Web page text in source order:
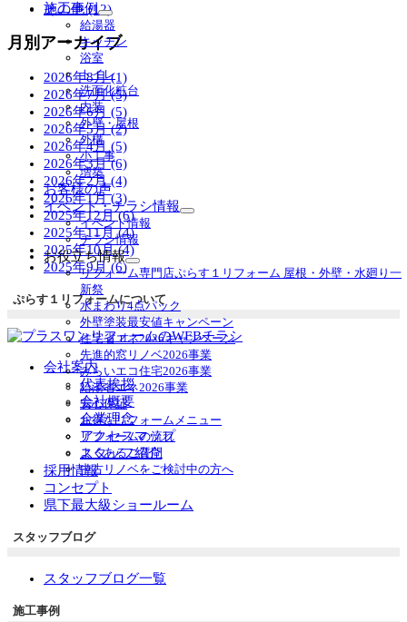
施工事例
サ
ブ
メ
ニ
ュ
ー
を
展
開
給湯器
キッチン
浴室
トイレ
洗面化粧台
内装
外壁・屋根
外構
小工事
増築
お客様の声
イベント・チラシ情報
サ
ニ
ュ
を
展
開
イベント情報
チラシ情報
お役立ち情報
サ
メ
ニ
ュ
ー
を
展
開
リフォーム専門店ぷらす１リフォーム 屋根・外壁・水廻り一
新祭
水まわり4点パック
外壁塗装最安値キャンペーン
住宅省エネ2026キャンペーン
先進的窓リノベ2026事業
みらいエコ住宅2026事業
給湯省エネ2026事業
安心保証
お得なリフォームメニュー
リフォームの流れ
よくあるご質問
中古リノベをご検討中の方へ
その他 (12)
月別アーカイブ
2026年8月 (1)
2026年7月 (5)
2026年6月 (5)
2026年5月 (2)
2026年4月 (5)
2026年3月 (6)
2026年2月 (4)
2026年1月 (3)
2025年12月 (6)
2025年11月 (4)
2025年10月 (4)
2025年9月 (6)
ぷらす１リフォームについて
会社案内
代表挨拶
会社概要
企業理念
アクセスマップ
スタッフ紹介
採用情報
コンセプト
県下最大級ショールーム
スタッフブログ
スタッフブログ一覧
施工事例